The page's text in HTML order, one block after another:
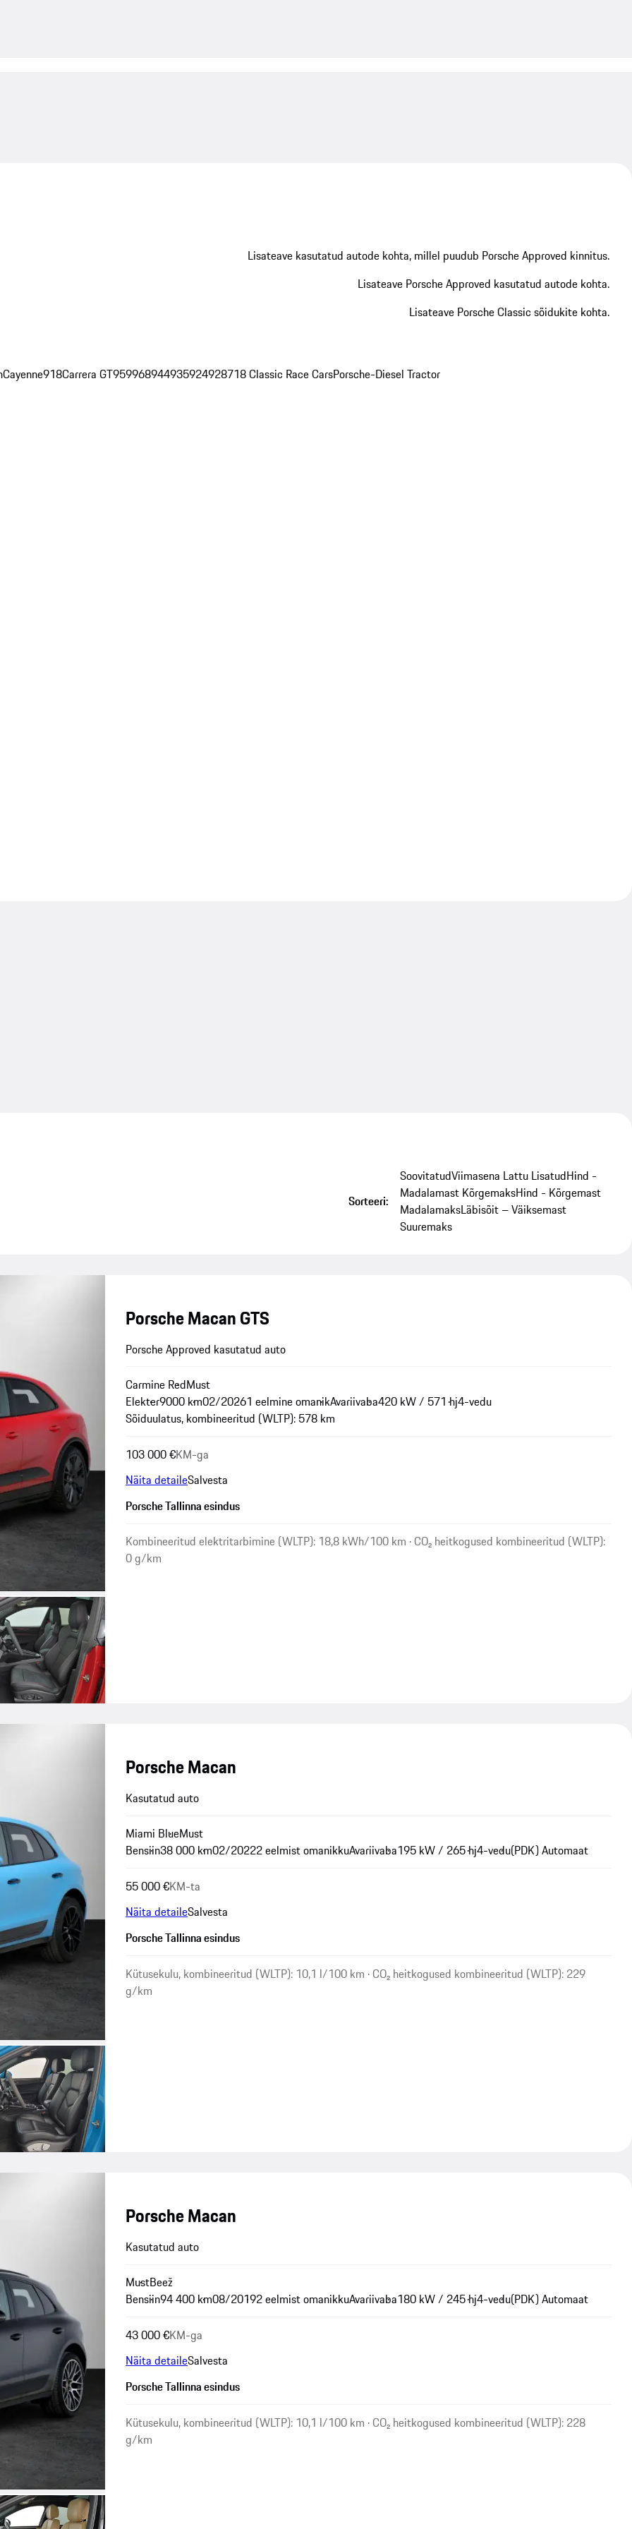
Lisateave kasutatud autode kohta, millel puudub Porsche Approved kinnitus.
Lisateave Porsche Approved kasutatud autode kohta.
Lisateave Porsche Classic sõidukite kohta.
Cayenne918Carrera GT959968944935924928718 Classic Race CarsPorsche-Diesel Tractor
Sorteeri:
SoovitatudViimasena Lattu LisatudHind -
Madalamast KõrgemaksHind - Kõrgemast
MadalamaksLäbisõit – Väiksemast
Suuremaks
Porsche Macan GTS
Porsche Approved kasutatud auto
Carmine RedMust
Elekter9000 km02/20261 eelmine omanikAvariivaba420 kW / 571 hj4-vedu
Sõiduulatus, kombineeritud (WLTP): 578 km
103 000 €KM-ga
Näita detaileSalvesta
Porsche Tallinna esindus
Kombineeritud elektritarbimine (WLTP): 18,8 kWh/100 km · CO₂ heitkogused kombineeritud (WLTP):
0 g/km
Porsche Macan
Kasutatud auto
Miami BlueMust
Bensiin38 000 km02/20222 eelmist omanikkuAvariivaba195 kW / 265 hj4-vedu(PDK) Automaat
55 000 €KM-ta
Näita detaileSalvesta
Porsche Tallinna esindus
Kütusekulu, kombineeritud (WLTP): 10,1 l/100 km · CO₂ heitkogused kombineeritud (WLTP): 229
g/km
Porsche Macan
Kasutatud auto
MustBeež
Bensiin94 400 km08/20192 eelmist omanikkuAvariivaba180 kW / 245 hj4-vedu(PDK) Automaat
43 000 €KM-ga
Näita detaileSalvesta
Porsche Tallinna esindus
Kütusekulu, kombineeritud (WLTP): 10,1 l/100 km · CO₂ heitkogused kombineeritud (WLTP): 228
g/km